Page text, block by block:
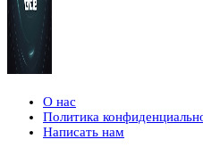
О нас
Политика
Написать нам